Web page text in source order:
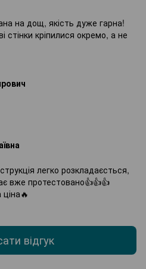
на дощ, якість дуже гарна!
кріпилися окремо, а не
легко розкладаєсться,
вже протестовано👍👍👍
відгук